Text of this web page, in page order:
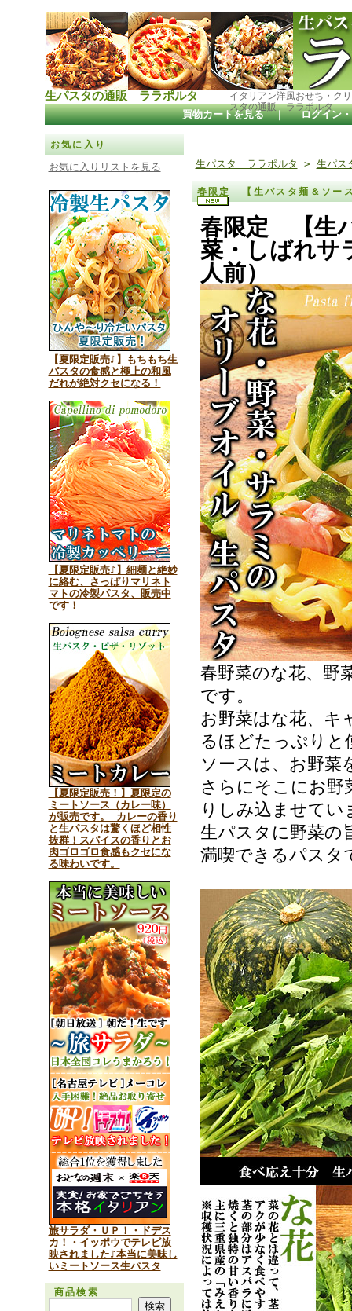
生パスタの通販 ララポルタ
イタリアン洋風おせち・ク
スタの通販 ララポルタ
買物カートを見る ｜ ログイン
お気に入り
お気に入りリストを見る
【夏限定販売♪】もちもち生
パスタの食感と極上の和風
だれが絶対クセになる！
【夏限定販売♪】細麺と絶妙
に絡む、さっぱりマリネト
マトの冷製パスタ、販売中
です！
【夏限定販売！】夏限定の
ミートソース（カレー味）
が販売です。 カレーの香り
と生パスタは驚くほど相性
抜群！スパイスの香りとお
肉ゴロゴロ食感もクセにな
る味わいです。
旅サラダ・ＵＰ！・ドデス
カ！・イッポウでテレビ放
映されました♪本当に美味し
いミートソース生パスタ
商品検索
生パスタ ララポルタ > 生パス
春限定 【生パスタ麺＆ソー
春限定 【生
菜・しばれサ
人前）
春野菜のな花、野
です。
お野菜はな花、キ
るほどたっぷりと
ソースは、お野菜
さらにそこにお
りしみ込ませてい
生パスタに野菜の
満喫できるパスタ